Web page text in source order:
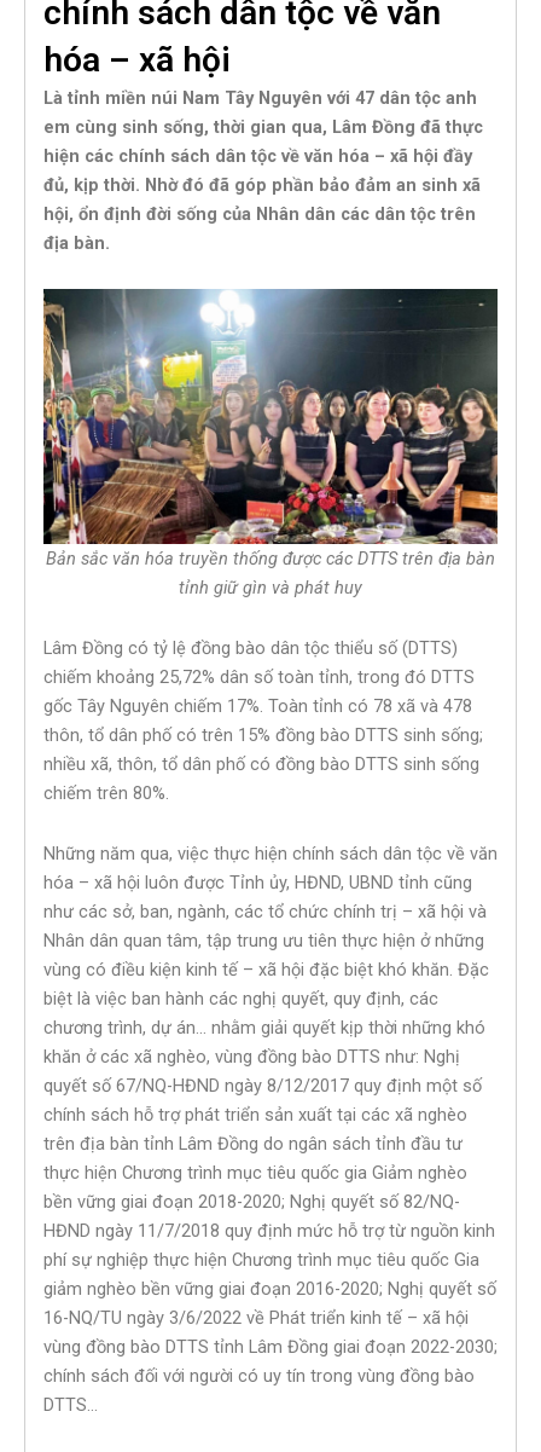
chính sách dân tộc về văn
hóa – xã hội
Là tỉnh miền núi Nam Tây Nguyên với 47 dân tộc anh
em cùng sinh sống, thời gian qua, Lâm Đồng đã thực
hiện các chính sách dân tộc về văn hóa – xã hội đầy
đủ, kịp thời. Nhờ đó đã góp phần bảo đảm an sinh xã
hội, ổn định đời sống của Nhân dân các dân tộc trên
địa bàn.
Bản sắc văn hóa truyền thống được các DTTS trên địa bàn
tỉnh giữ gìn và phát huy
Lâm Đồng có tỷ lệ đồng bào dân tộc thiểu số (DTTS)
chiếm khoảng 25,72% dân số toàn tỉnh, trong đó DTTS
gốc Tây Nguyên chiếm 17%. Toàn tỉnh có 78 xã và 478
thôn, tổ dân phố có trên 15% đồng bào DTTS sinh sống;
nhiều xã, thôn, tổ dân phố có đồng bào DTTS sinh sống
chiếm trên 80%.
Những năm qua, việc thực hiện chính sách dân tộc về văn
hóa – xã hội luôn được Tỉnh ủy, HĐND, UBND tỉnh cũng
như các sở, ban, ngành, các tổ chức chính trị – xã hội và
Nhân dân quan tâm, tập trung ưu tiên thực hiện ở những
vùng có điều kiện kinh tế – xã hội đặc biệt khó khăn. Đặc
biệt là việc ban hành các nghị quyết, quy định, các
chương trình, dự án… nhằm giải quyết kịp thời những khó
khăn ở các xã nghèo, vùng đồng bào DTTS như: Nghị
quyết số 67/NQ-HĐND ngày 8/12/2017 quy định một số
chính sách hỗ trợ phát triển sản xuất tại các xã nghèo
trên địa bàn tỉnh Lâm Đồng do ngân sách tỉnh đầu tư
thực hiện Chương trình mục tiêu quốc gia Giảm nghèo
bền vững giai đoạn 2018-2020; Nghị quyết số 82/NQ-
HĐND ngày 11/7/2018 quy định mức hỗ trợ từ nguồn kinh
phí sự nghiệp thực hiện Chương trình mục tiêu quốc Gia
giảm nghèo bền vững giai đoạn 2016-2020; Nghị quyết số
16-NQ/TU ngày 3/6/2022 về Phát triển kinh tế – xã hội
vùng đồng bào DTTS tỉnh Lâm Đồng giai đoạn 2022-2030;
chính sách đối với người có uy tín trong vùng đồng bào
DTTS…